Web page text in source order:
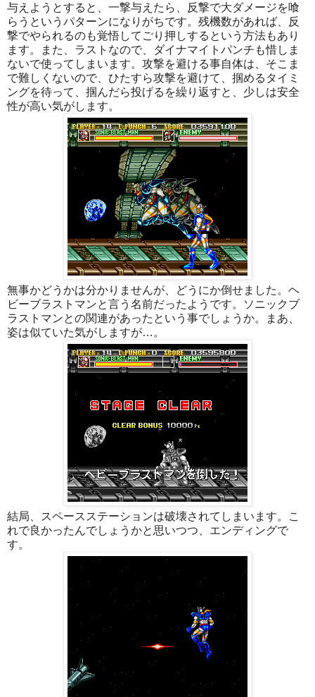
与えようとすると、一撃与えたら、反撃で大ダメージを喰
らうというパターンになりがちです。残機数があれば、反
撃でやられるのも覚悟してごり押しするという方法もあり
ます。また、ラストなので、ダイナマイトパンチも惜しま
ないで使ってしまいます。攻撃を避ける事自体は、そこま
で難しくないので、ひたすら攻撃を避けて、掴めるタイミ
ングを待って、掴んだら投げるを繰り返すと、少しは安全
性が高い気がします。
無事かどうかは分かりませんが、どうにか倒せました。ヘ
ビーブラストマンと言う名前だったようです。ソニックブ
ラストマンとの関連があったという事でしょうか。まあ、
姿は似ていた気がしますが…。
結局、スペースステーションは破壊されてしまいます。こ
れで良かったんでしょうかと思いつつ、エンディングで
す。